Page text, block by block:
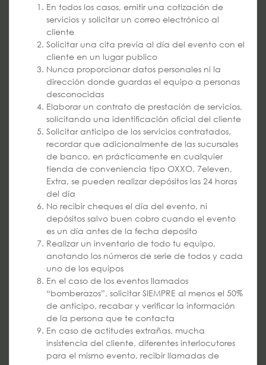
En todos los casos, emitir una cotización de
servicios y solicitar un correo electrónico al
cliente
Solicitar una cita previa al día del evento con el
cliente en un lugar publico
Nunca proporcionar datos personales ni la
dirección donde guardas el equipo a personas
desconocidas
Elaborar un contrato de prestación de servicios,
solicitando una identificación oficial del cliente
Solicitar anticipo de los servicios contratados,
recordar que adicionalmente de las sucursales
de banco, en prácticamente en cualquier
tienda de conveniencia tipo OXXO, 7eleven,
Extra, se pueden realizar depósitos las 24 horas
del día
No recibir cheques el día del evento, ni
depósitos salvo buen cobro cuando el evento
es un día antes de la fecha deposito
Realizar un inventario de todo tu equipo,
anotando los números de serie de todos y cada
uno de los equipos
En el caso de los eventos llamados
“bomberazos”, solicitar SIEMPRE al menos el 50%
de anticipo, recabar y verificar la información
de la persona que te contacta
En caso de actitudes extrañas, mucha
insistencia del cliente, diferentes interlocutores
para el mismo evento, recibir llamadas de